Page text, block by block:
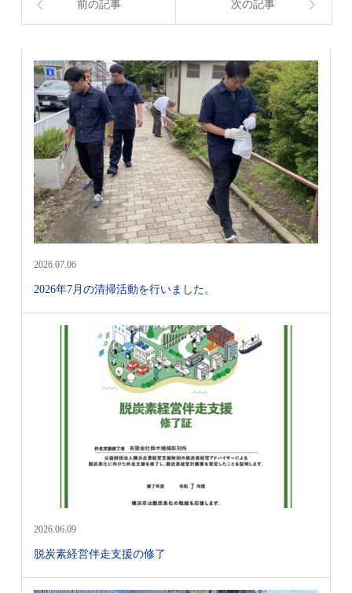
前の記事 次の記事
2026.07.06
2026年7月の清掃活動を行いました。
2026.06.09
脱炭素経営伴走支援の修了